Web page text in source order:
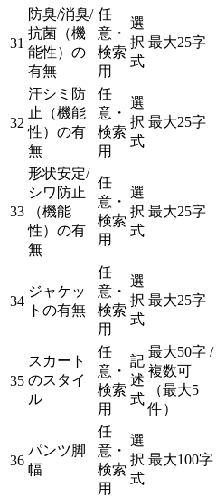
31
防臭/消臭/
抗菌（機
能性）の
有無
任
意・
検索
用
選
択
式
最大25字
32
汗シミ防
止（機能
性）の有
無
任
意・
検索
用
選
択
式
最大25字
33
形状安定/
シワ防止
（機能
性）の有
無
任
意・
検索
用
選
択
式
最大25字
34
ジャケッ
トの有無
任
意・
検索
用
選
択
式
最大25字
35
スカート
のスタイ
ル
任
意・
検索
用
記
述
式
最大50字 /
複数可
（最大5
件）
36
パンツ脚
幅
任
意・
検索
用
選
択
式
最大100字